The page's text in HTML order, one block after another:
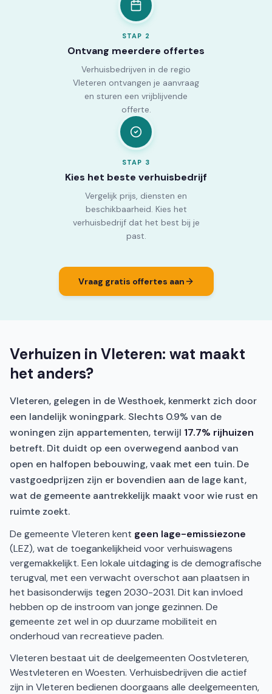
STAP 2
Ontvang meerdere offertes
Verhuisbedrijven in de regio
Vleteren ontvangen je aanvraag
en sturen een vrijblijvende
offerte.
STAP 3
Kies het beste verhuisbedrijf
Vergelijk prijs, diensten en
beschikbaarheid. Kies het
verhuisbedrijf dat het best bij je
past.
Vraag gratis offertes aan
Verhuizen in Vleteren: wat maakt
het anders?
Vleteren, gelegen in de Westhoek, kenmerkt zich door
een landelijk woningpark. Slechts 0.9% van de
woningen zijn appartementen, terwijl 17.7% rijhuizen
betreft. Dit duidt op een overwegend aanbod van
open en halfopen bebouwing, vaak met een tuin. De
vastgoedprijzen zijn er bovendien aan de lage kant,
wat de gemeente aantrekkelijk maakt voor wie rust en
ruimte zoekt.
De gemeente Vleteren kent geen lage-emissiezone
(LEZ), wat de toegankelijkheid voor verhuiswagens
vergemakkelijkt. Een lokale uitdaging is de demografische
terugval, met een verwacht overschot aan plaatsen in
het basisonderwijs tegen 2030-2031. Dit kan invloed
hebben op de instroom van jonge gezinnen. De
gemeente zet wel in op duurzame mobiliteit en
onderhoud van recreatieve paden.
Vleteren bestaat uit de deelgemeenten Oostvleteren,
Westvleteren en Woesten. Verhuisbedrijven die actief
zijn in Vleteren bedienen doorgaans alle deelgemeenten,